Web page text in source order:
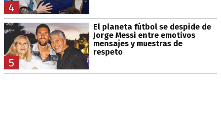
4
5
El planeta fútbol se despide de
Jorge Messi entre emotivos
mensajes y muestras de
respeto